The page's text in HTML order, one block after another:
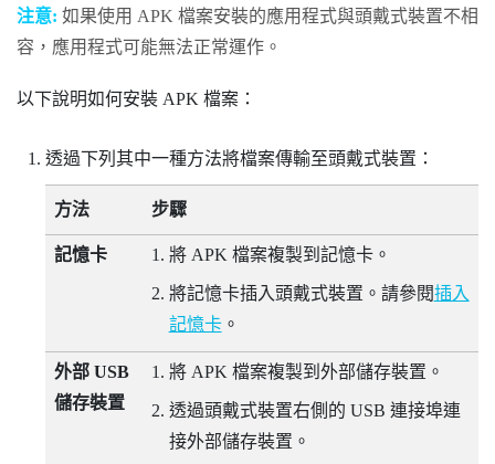
注意: 如果使用 APK 檔案安裝的應用程式與頭戴式裝置不相
容，應用程式可能無法正常運作。
以下說明如何安裝 APK 檔案：
透過下列其中一種方法將檔案傳輸至頭戴式裝置：
方法 步驟
記憶卡 將 APK 檔案複製到記憶卡。
將記憶卡插入頭戴式裝置。請參閱插入
記憶卡。
外部 USB
儲存裝置
將 APK 檔案複製到外部儲存裝置。
透過頭戴式裝置右側的 USB 連接埠連
接外部儲存裝置。